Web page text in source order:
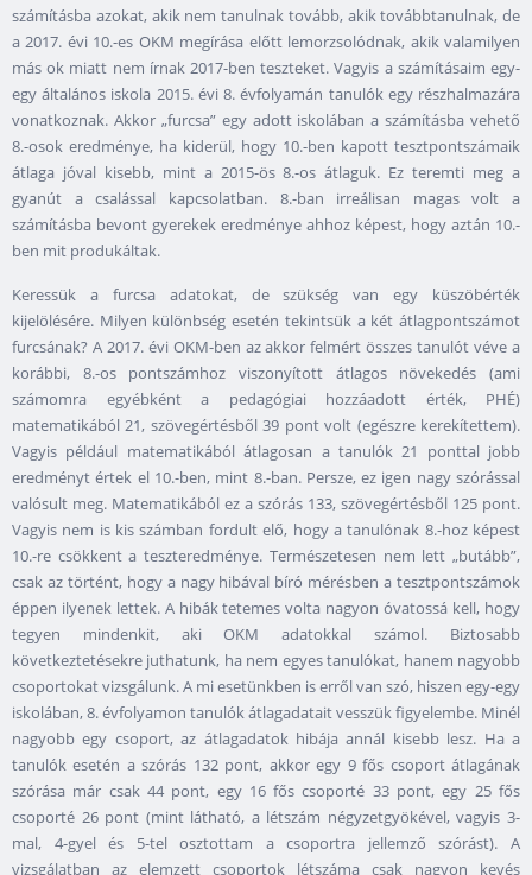
számításba azokat, akik nem tanulnak tovább, akik továbbtanulnak, de
a 2017. évi 10.-es OKM megírása előtt lemorzsolódnak, akik valamilyen
más ok miatt nem írnak 2017-ben teszteket. Vagyis a számításaim egy-
egy általános iskola 2015. évi 8. évfolyamán tanulók egy részhalmazára
vonatkoznak. Akkor „furcsa” egy adott iskolában a számításba vehető
8.-osok eredménye, ha kiderül, hogy 10.-ben kapott tesztpontszámaik
átlaga jóval kisebb, mint a 2015-ös 8.-os átlaguk. Ez teremti meg a
gyanút a csalással kapcsolatban. 8.-ban irreálisan magas volt a
számításba bevont gyerekek eredménye ahhoz képest, hogy aztán 10.-
ben mit produkáltak.
Keressük a furcsa adatokat, de szükség van egy küszöbérték
kijelölésére. Milyen különbség esetén tekintsük a két átlagpontszámot
furcsának? A 2017. évi OKM-ben az akkor felmért összes tanulót véve a
korábbi, 8.-os pontszámhoz viszonyított átlagos növekedés (ami
számomra egyébként a pedagógiai hozzáadott érték, PHÉ)
matematikából 21, szövegértésből 39 pont volt (egészre kerekítettem).
Vagyis például matematikából átlagosan a tanulók 21 ponttal jobb
eredményt értek el 10.-ben, mint 8.-ban. Persze, ez igen nagy szórással
valósult meg. Matematikából ez a szórás 133, szövegértésből 125 pont.
Vagyis nem is kis számban fordult elő, hogy a tanulónak 8.-hoz képest
10.-re csökkent a teszteredménye. Természetesen nem lett „butább”,
csak az történt, hogy a nagy hibával bíró mérésben a tesztpontszámok
éppen ilyenek lettek. A hibák tetemes volta nagyon óvatossá kell, hogy
tegyen mindenkit, aki OKM adatokkal számol. Biztosabb
következtetésekre juthatunk, ha nem egyes tanulókat, hanem nagyobb
csoportokat vizsgálunk. A mi esetünkben is erről van szó, hiszen egy-egy
iskolában, 8. évfolyamon tanulók átlagadatait vesszük figyelembe. Minél
nagyobb egy csoport, az átlagadatok hibája annál kisebb lesz. Ha a
tanulók esetén a szórás 132 pont, akkor egy 9 fős csoport átlagának
szórása már csak 44 pont, egy 16 fős csoporté 33 pont, egy 25 fős
csoporté 26 pont (mint látható, a létszám négyzetgyökével, vagyis 3-
mal, 4-gyel és 5-tel osztottam a csoportra jellemző szórást). A
vizsgálatban az elemzett csoportok létszáma csak nagyon kevés